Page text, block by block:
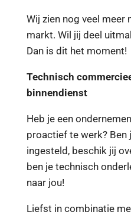
Wij zien nog veel meer
markt. Wil jij deel
Dan is dit het moment!
Technisch
binnendienst
Heb je een
proactief te werk? Ben
ingesteld, beschik jij
ben je technisch
naar jou!
Liefst in combinatie